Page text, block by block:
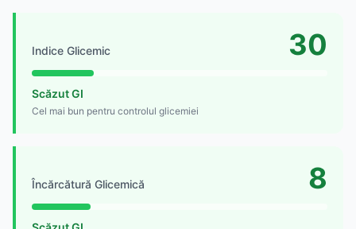
Indice Glicemic 30
Scăzut GI
Cel mai bun pentru controlul glicemiei
Încărcătură Glicemică 8